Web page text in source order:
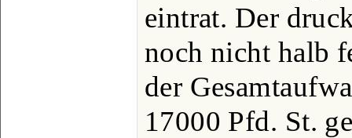
eintrat. Der
noch nicht halb
der
17000 Pfd. St.